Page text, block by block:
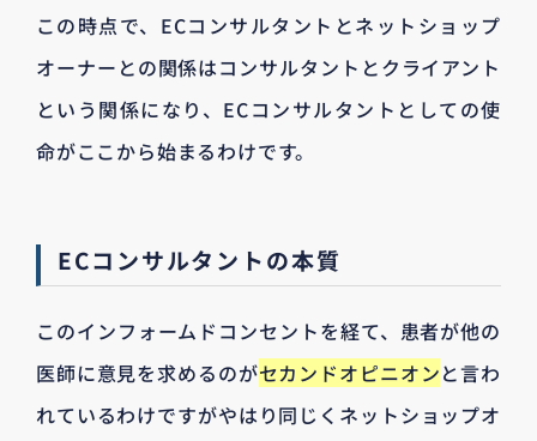
この時点で、ECコンサルタントとネットショップ
オーナーとの関係はコンサルタントとクライアント
という関係になり、ECコンサルタントとしての使
命がここから始まるわけです。
ECコンサルタントの本質
このインフォームドコンセントを経て、患者が他の
医師に意見を求めるのがセカンドオピニオンと言わ
れているわけですがやはり同じくネットショップオ